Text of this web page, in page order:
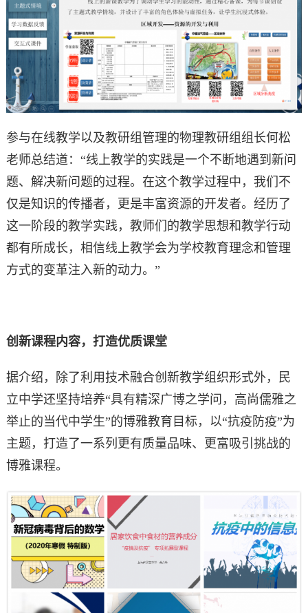
参与在线教学以及教研组管理的物理教研组组长何松
老师总结道：“线上教学的实践是一个不断地遇到新问
题、解决新问题的过程。在这个教学过程中，我们不
仅是知识的传播者，更是丰富资源的开发者。经历了
这一阶段的教学实践，教师们的教学思想和教学行动
都有所成长，相信线上教学会为学校教育理念和管理
方式的变革注入新的动力。”
创新课程内容，打造优质课堂
据介绍，除了利用技术融合创新教学组织形式外，民
立中学还坚持培养“具有精深广博之学问，高尚儒雅之
举止的当代中学生”的博雅教育目标，以“抗疫防疫”为
主题，打造了一系列更有质量品味、更富吸引挑战的
博雅课程。